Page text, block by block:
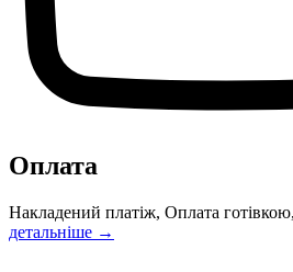
Оплата
Накладений платіж, Оплата
детальніше →